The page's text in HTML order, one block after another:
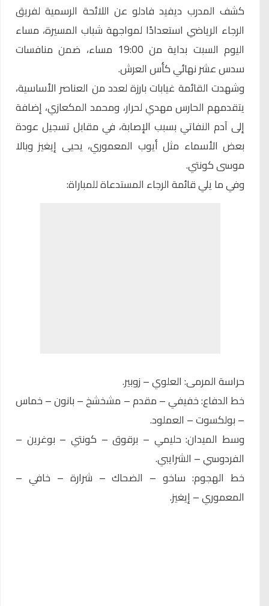
كشف المدرب ديفيد فادلو عن اللائحة الرسمية لفريق
الرجاء الرياضي استعدادًا لمواجهة شباب المسيرة، مساء
اليوم السبت بداية من 19:00 مساء، ضمن منافسات
سدس عشر نهائي كأس العرش.
وشهدت القائمة غيابات بارزة لعدد من العناصر الأساسية،
يتقدمهم الحارس مهدي لحرار، ومحمد المكعازي، إضافة
إلى آدم النفاتي بسبب الإصابة، في مقابل تسجيل عودة
بعض الأسماء مثل أيوب المعموري، يحيى إيغيز وبالا
موسى كونتي.
وفي ما يلي قائمة الرجاء المستدعاة للمباراة:
حراسة المرمى: العلوي – زوبير.
خط الدفاع: خفيفي – مقدم – مشخشخ – بانون – خماس
– بولكسوت – العملود.
وسط الميدان: حليمي – برقوق – كونتي – بوغرين –
الفردوسي – الشرايبي.
خط الهجوم: ساخو – الضحاك – شرارة – خافي –
المعموري – إيغيز.